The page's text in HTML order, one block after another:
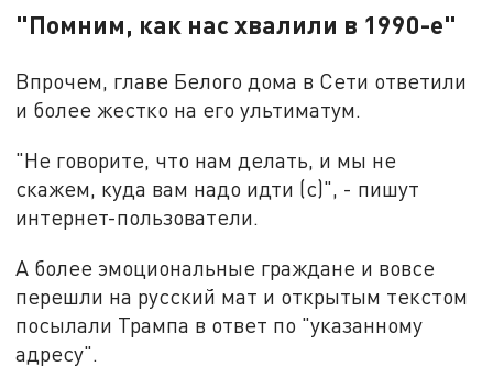
"Помним, как нас хвалили в 1990-е"
Впрочем, главе Белого дома в Сети ответили
и более жестко на его ультиматум.
"Не говорите, что нам делать, и мы не
скажем, куда вам надо идти (с)", - пишут
интернет-пользователи.
А более эмоциональные граждане и вовсе
перешли на русский мат и открытым текстом
посылали Трампа в ответ по "указанному
адресу".